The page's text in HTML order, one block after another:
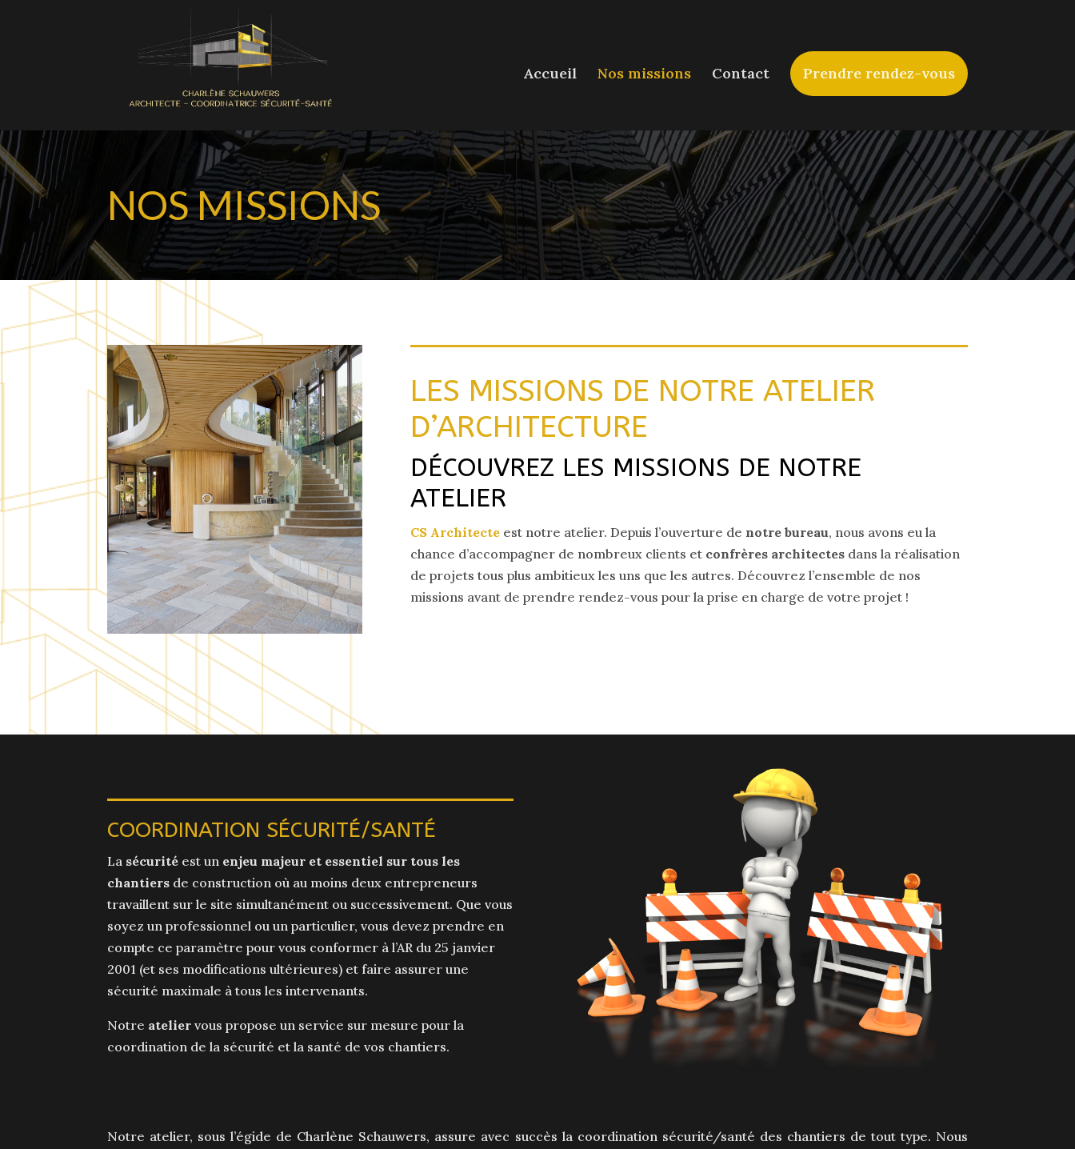
Accueil Nos missions Contact Prendre rendez-vous
NOS MISSIONS
LES MISSIONS DE NOTRE ATELIER
D’ARCHITECTURE
DÉCOUVREZ LES MISSIONS DE NOTRE
ATELIER
CS Architecteest notre atelier. Depuis l’ouverture de notre bureau, nous avons eu la
chance d’accompagner de nombreux clients et confrères architectesdans la réalisation
de projets tous plus ambitieux les uns que les autres. Découvrez l’ensemble de nos
missions avant de prendre rendez-vous pour la prise en charge de votre projet !
COORDINATION SÉCURITÉ/SANTÉ
La sécurité est un enjeu majeur et essentiel sur tous les
chantiers de construction où au moins deux entrepreneurs
travaillent sur le site simultanément ou successivement. Que vous
soyez un professionnel ou un particulier, vous devez prendre en
compte ce paramètre pour vous conformer à l’AR du 25 janvier
2001 (et ses modifications ultérieures) et faire assurer une
sécurité maximale à tous les intervenants.
Notre atelier vous propose un service sur mesure pour la
coordination de la sécurité et la santé de vos chantiers.
Notre atelier, sous l’égide de Charlène Schauwers, assure avec succès la coordination sécurité/santé des chantiers de tout type. Nous